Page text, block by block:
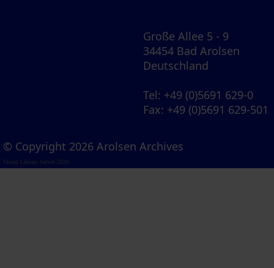
Große Allee 5 - 9
34454 Bad Arolsen
Deutschland
Tel: +49 (0)5691 629-0
Fax: +49 (0)5691 629-501
© Copyright 2026 Arolsen Archives
Visual Library Server 2026